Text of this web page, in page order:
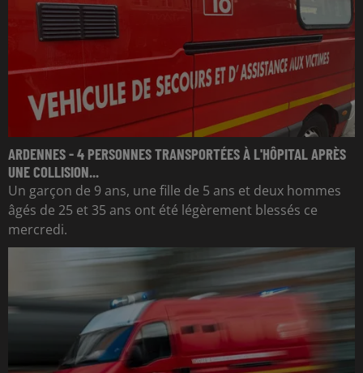
ARDENNES - 4 PERSONNES TRANSPORTÉES À L'HÔPITAL APRÈS
UNE COLLISION...
Un garçon de 9 ans, une fille de 5 ans et deux hommes
âgés de 25 et 35 ans ont été légèrement blessés ce
mercredi.